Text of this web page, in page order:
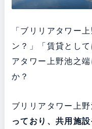
「ブリリアタワー
ン？」「賃貸とし
アタワー上野池之
か？
ブリリアタワー上
っており 、共用施